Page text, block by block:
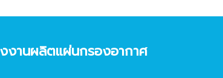
งานผลิตแผ่นกรองอากาศ